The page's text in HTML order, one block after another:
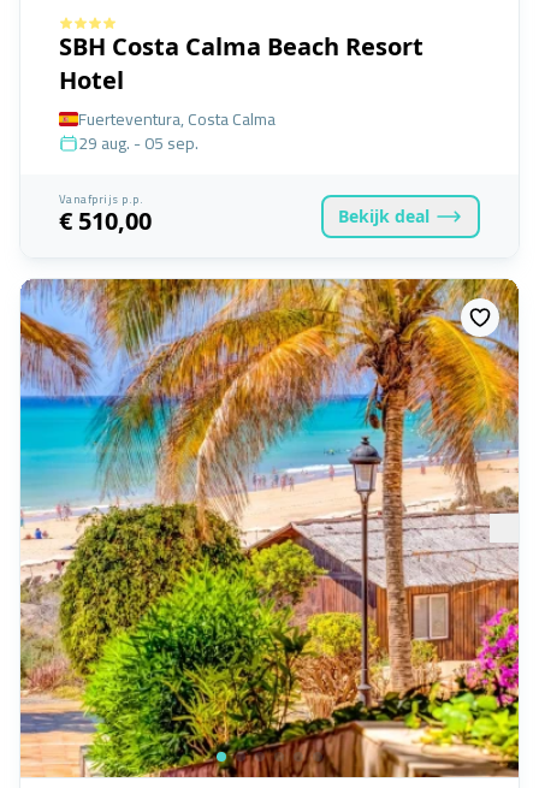
SBH Costa Calma Beach Resort
Hotel
Fuerteventura, Costa Calma
29 aug. - 05 sep.
Vanafprijs p.p.
€ 510,00 Bekijk deal